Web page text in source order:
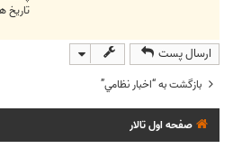
a
m
m
n
تاريخ
ارسال پست
بازگشت به “اخبار نظامي”
صفحه اول تالار